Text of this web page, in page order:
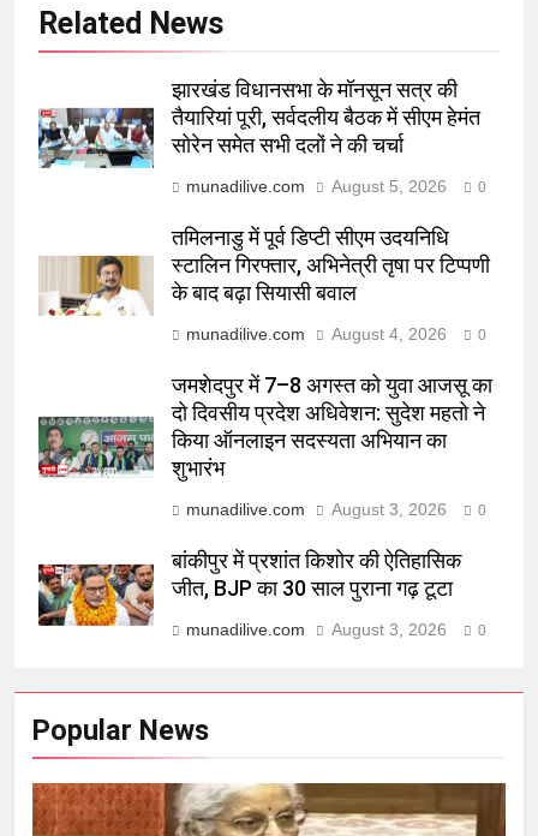
Related News
झारखंड विधानसभा के मॉनसून सत्र की
तैयारियां पूरी, सर्वदलीय बैठक में सीएम हेमंत
सोरेन समेत सभी दलों ने की चर्चा
munadilive.com August 5, 2026 0
तमिलनाडु में पूर्व डिप्टी सीएम उदयनिधि
स्टालिन गिरफ्तार, अभिनेत्री तृषा पर टिप्पणी
के बाद बढ़ा सियासी बवाल
munadilive.com August 4, 2026 0
जमशेदपुर में 7–8 अगस्त को युवा आजसू का
दो दिवसीय प्रदेश अधिवेशन: सुदेश महतो ने
किया ऑनलाइन सदस्यता अभियान का
शुभारंभ
munadilive.com August 3, 2026 0
बांकीपुर में प्रशांत किशोर की ऐतिहासिक
जीत, BJP का 30 साल पुराना गढ़ टूटा
munadilive.com August 3, 2026 0
Popular News